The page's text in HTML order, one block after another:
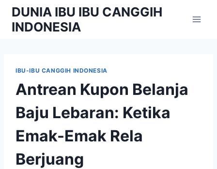
Skip
content
DUNIA IBU IBU CANGGIH
INDONESIA
IBU-IBU CANGGIH INDONESIA
Antrean Kupon Belanja
Baju Lebaran: Ketika
Emak-Emak Rela
Berjuang